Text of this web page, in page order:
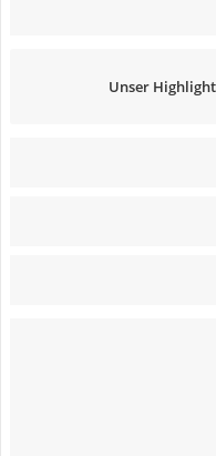
Unser